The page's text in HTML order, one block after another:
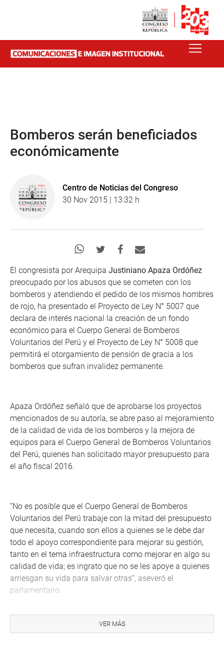
Bomberos serán beneficiados
económicamente
Centro de Noticias del Congreso
30 Nov 2015 | 13:32 h
El congresista por Arequipa Justiniano Apaza Ordóñez
preocupado por los abusos que se cometen con los
bomberos y atendiendo el pedido de los mismos hombres
de rojo, ha presentado el Proyecto de Ley N° 5007 que
declara de interés nacional la creación de un fondo
económico para el Cuerpo General de Bomberos
Voluntarios del Perú y el Proyecto de Ley N° 5008 que
permitirá el otorgamiento de pensión de gracia a los
bomberos que sufran invalidez permanente.
Apaza Ordóñez señaló que de aprobarse los proyectos
mencionados de su autoría, se abre paso al mejoramiento
de la calidad de vida de los bomberos y la mejora de
equipos para el Cuerpo General de Bomberos Voluntarios
del Perú, quienes han solicitado mayor presupuesto para
el año fiscal 2016.
“No es posible que el Cuerpo General de Bomberos
Voluntarios del Perú trabaje con la mitad del presupuesto
que necesita, cuando son ellos a quienes se le debe dar
todo el apoyo correspondiente para mejorar su gestión,
tanto en el tema infraestructura como mejorar en algo su
calidad de vida; es ingrato que no se les apoye a quienes
arriesgan su vida para salvar otras”, aseveró el
parlamentario.
El legislador Justiniano Apaza manifestó su malestar
VER MÁS